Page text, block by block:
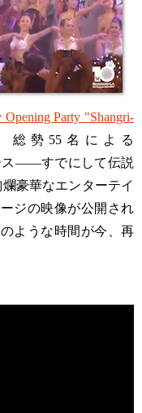
Opening Party "Shangri-
総勢55名による
ス——すでにして伝説
豪華なエンターテイ
ジの映像が公開され
ような時間が今、再